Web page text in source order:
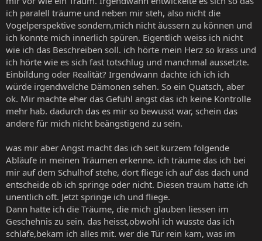
ich paralell träume und neben mir steh, also nicht die
Vogelperspektive sondern,mich nicht äussern zu können und
ich konnte mich innerlich spüren. Eigentlich weiss ich nicht
wie ich das Beschreiben soll. ich hörte mein Herz so krass und
ich hörte wie es sich fast totschlug und manchmal aussetzte.
Einbildung oder Realität? Irgendwann dachte ich ich ich
würde irgendwelche Dämonen sehen. So ein Quatsch, aber
ok. Mir machte eher das Gefühl angst das ich keine Kontrolle
mehr hab. dadurch das es mir so bewusst war, schein das
andere für mich nicht beängstigend zu sein.
was mir aber Angst macht das ich seit kurzem folgende
Abläufe in meinen Träumen erkenne. ich träume das ich bei
mir auf dem Schulhof stehe, dort fliege ich auf das dach und
entscheide ob ich springe oder nicht. Diesen traum hatte ich
unentlich oft. Jetzt springe ich und fliege.
Dann hatte ich die Träume, die mich glauben liessen im
Geschehnis zu sein. das heisst,obwohl ich wusste das ich
schlafe,bekam ich alles mit. wer die Tür rein kam, was im